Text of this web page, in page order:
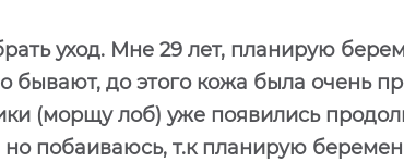
уход. Мне 29 лет, планирую
бывают, до этого кожа была очень
(морщу лоб) уже появились
но побаиваюсь, т.к планирую